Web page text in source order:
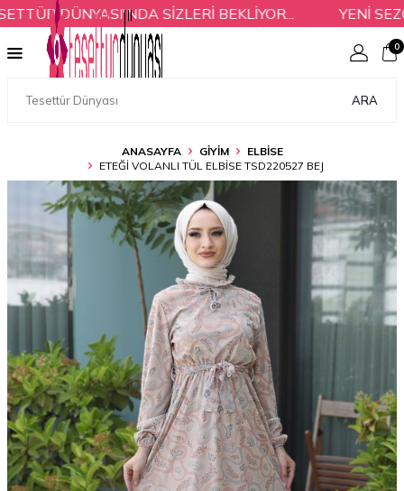
DÜNYASI'NDA SİZLERİ BEKLİYOR... YENİ
ARA
0
ANASAYFA GİYİM
ELBİSE
ETEĞI VOLANLI TÜL ELBISE TSD220527 BEJ